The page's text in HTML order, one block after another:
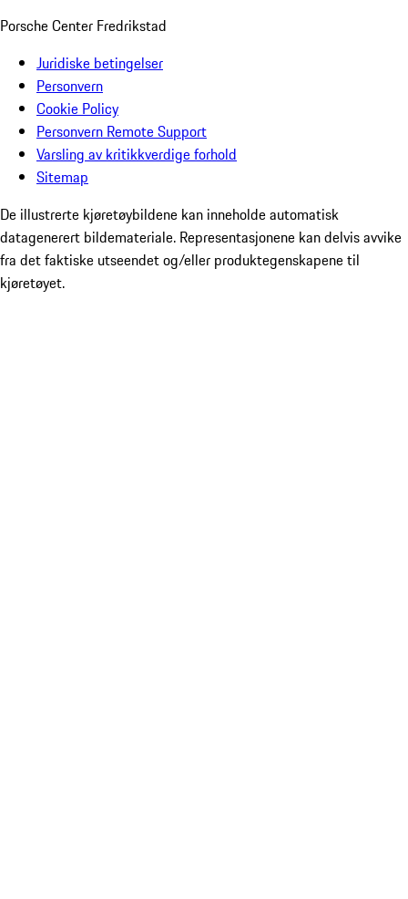
Porsche Center Fredrikstad
Juridiske betingelser
Personvern
Cookie Policy
Personvern Remote Support
Varsling av kritikkverdige forhold
Sitemap
De illustrerte kjøretøybildene kan inneholde automatisk
datagenerert bildemateriale. Representasjonene kan delvis avvike
fra det faktiske utseendet og/eller produktegenskapene til
kjøretøyet.